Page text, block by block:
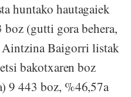
huntako hautagaiek
boz (gutti gora behera,
Aintzina Baigorri listak
bakotxaren boz
9 443 boz, %46,57a